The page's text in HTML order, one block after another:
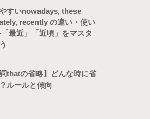
すいnowadays, these
recently の違い・使い
最近」「近頃」をマスタ
詞thatの省略】どんな時に省
ルールと傾向